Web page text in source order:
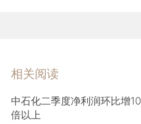
相关阅读
中石化二季度净利润环比增10
倍以上